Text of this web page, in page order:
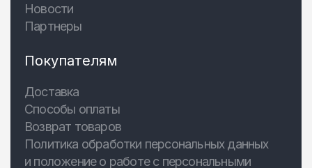
Новости
Партнеры
Покупателям
Доставка
Способы оплаты
Возврат товаров
Политика обработки персональных данных
и положение о работе с персональными